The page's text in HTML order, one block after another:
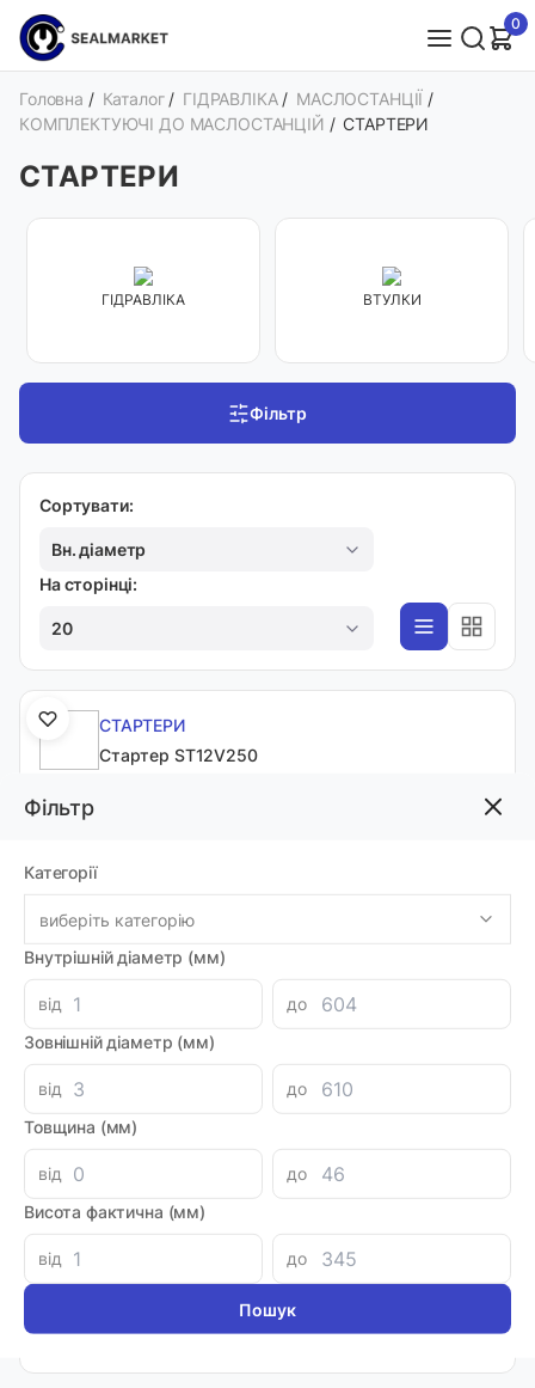
0
Фільтр
Категорії
виберіть категорію
Внутрішній діаметр (мм)
від
до
Зовнішній діаметр (мм)
від
до
Товщина (мм)
від
до
Висота фактична (мм)
від до
Головна / Каталог / ГІДРАВЛІКА / МАСЛОСТАНЦІЇ /
КОМПЛЕКТУЮЧІ ДО МАСЛОСТАНЦІЙ /СТАРТЕРИ
СТАРТЕРИ
ГІДРАВЛІКА ВТУЛКИ
Фільтр
Сортувати:
Вн. діаметр
На сторінці:
20
СТАРТЕРИ
Cтартер ST12V250
СТАРТЕРИ
Код товара: 60259
Артикул: MI0005451
1515.80 грн -
Cтартер ST24V250
Код товара: 60260
Артикул: MI0005696
2215.72 грн - +